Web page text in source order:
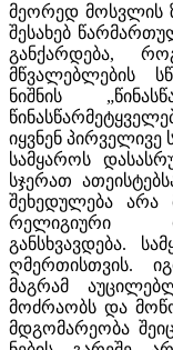
მეორედ მოსვლის
შესახებ
განქარდება,
მწვალებლების
ნიშნის
იყვნენ პირველივე
სამყაროს
სჯერათ
შეხედულება არა
რელიგიური
განსხვავდება.
ღმერთისთვის.
მაგრამ
მოძრაობს და
მდგომარეობა